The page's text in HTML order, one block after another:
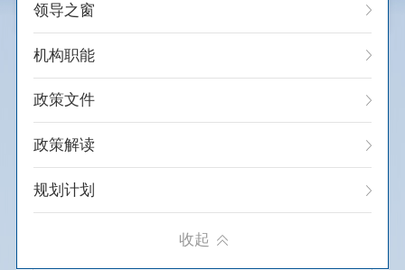
领导之窗
机构职能
政策文件
政策解读
规划计划
收起
生态环境
我市推动交通运输行业绿色低碳发展
发布日期：2026-07-30